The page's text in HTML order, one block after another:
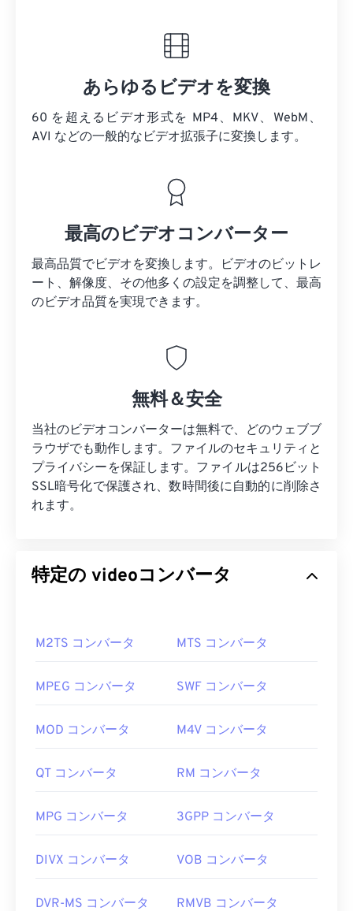
あらゆるビデオを変換
60 を超えるビデオ形式を MP4、MKV、WebM、
AVI などの一般的なビデオ拡張子に変換します。
最高のビデオコンバーター
最高品質でビデオを変換します。ビデオのビットレ
ート、解像度、その他多くの設定を調整して、最高
のビデオ品質を実現できます。
無料＆安全
当社のビデオコンバーターは無料で、どのウェブブ
ラウザでも動作します。ファイルのセキュリティと
プライバシーを保証します。ファイルは256ビット
SSL暗号化で保護され、数時間後に自動的に削除さ
れます。
特定の videoコンバータ
M2TS コンバータ MTS コンバータ
MPEG コンバータ SWF コンバータ
MOD コンバータ M4V コンバータ
QT コンバータ RM コンバータ
MPG コンバータ 3GPP コンバータ
DIVX コンバータ VOB コンバータ
DVR-MS コンバータ RMVB コンバータ